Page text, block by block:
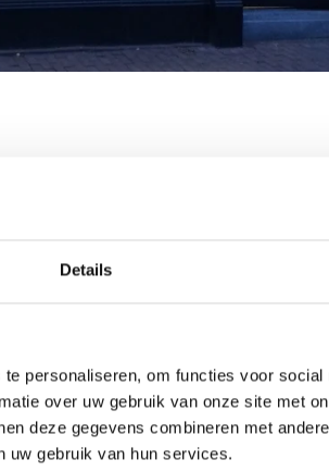
Details
personaliseren, om functies voor social
over uw gebruik van onze site met
deze gegevens combineren met
uw gebruik van hun services.